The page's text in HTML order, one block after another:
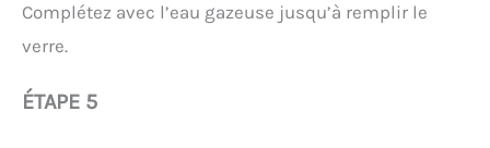
Complétez avec l’eau gazeuse jusqu’à remplir le
verre.
ÉTAPE 5